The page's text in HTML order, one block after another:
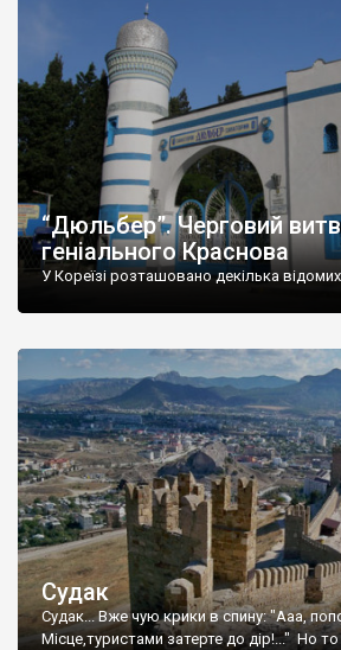
“Дюльбер”. Черговий
геніального Краснова
У Кореїзі розташовано декілька
Судак
Судак... Вже чую крики в спину: "Ааа,
Місце,туристами затерте до дір!..." Но